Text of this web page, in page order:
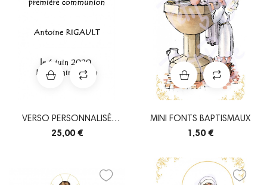
VERSO PERSONNALISÉ
IMAGES
25,00 €
MINI FONTS BAPTISMAUX
1,50 €